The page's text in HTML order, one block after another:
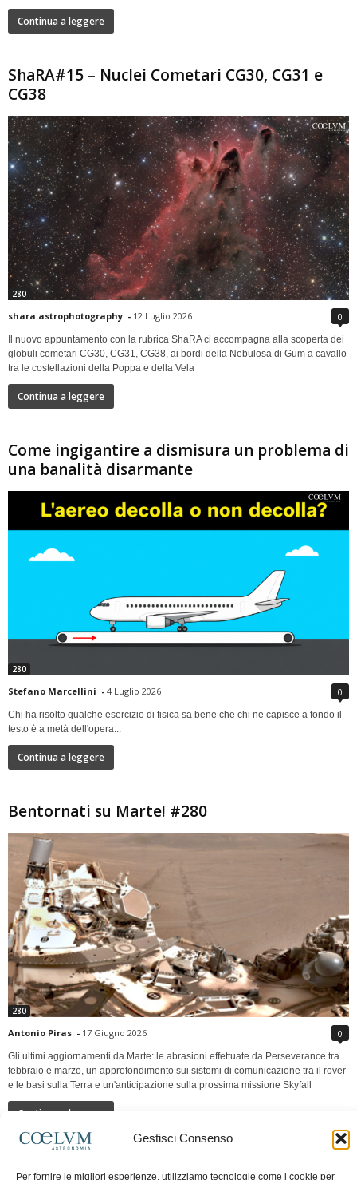
Gestisci Consenso
Per fornire le migliori esperienze, utilizziamo tecnologie come i cookie per
Continua a leggere
ShaRA#15 – Nuclei Cometari CG30, CG31 e
CG38
280
shara.astrophotography - 12 Luglio 2026 0
Il nuovo appuntamento con la rubrica ShaRA ci accompagna alla scoperta dei
globuli cometari CG30, CG31, CG38, ai bordi della Nebulosa di Gum a cavallo
tra le costellazioni della Poppa e della Vela
Continua a leggere
Come ingigantire a dismisura un problema di
una banalità disarmante
280
Stefano Marcellini - 4 Luglio 2026 0
Chi ha risolto qualche esercizio di fisica sa bene che chi ne capisce a fondo il
testo è a metà dell'opera...
Continua a leggere
Bentornati su Marte! #280
280
Antonio Piras - 17 Giugno 2026 0
Gli ultimi aggiornamenti da Marte: le abrasioni effettuate da Perseverance tra
febbraio e marzo, un approfondimento sui sistemi di comunicazione tra il rover
e le basi sulla Terra e un'anticipazione sulla prossima missione Skyfall
Continua a leggere